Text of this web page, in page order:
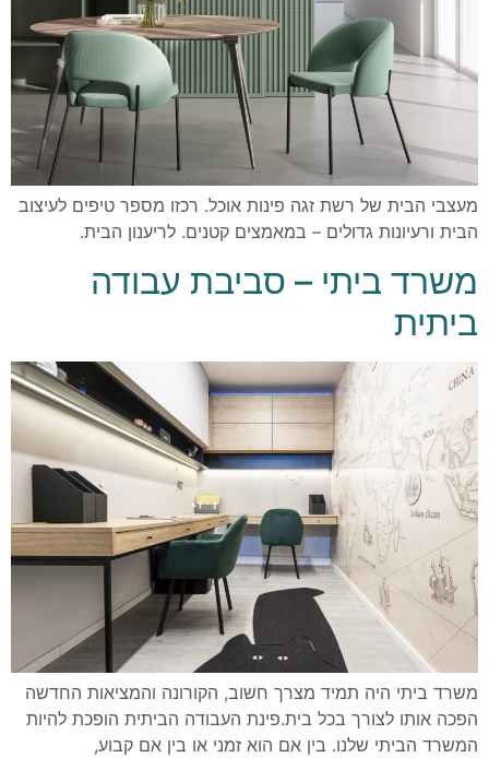
מעצבי הבית של רשת זגה פינות אוכל. רכזו מספר טיפים לעיצוב
הבית ורעיונות גדולים – במאמצים קטנים. לריענון הבית.
משרד ביתי – סביבת עבודה
ביתית
משרד ביתי היה תמיד מצרך חשוב, הקורונה והמציאות החדשה
הפכה אותו לצורך בכל בית.פינת העבודה הביתית הופכת להיות
המשרד הביתי שלנו. בין אם הוא זמני או בין אם קבוע,